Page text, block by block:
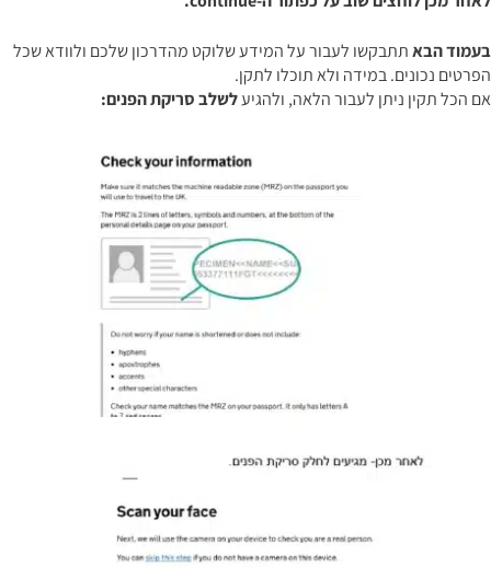
בעמוד הבאתתבקשו לעבור על המידע שלוקט מהדרכון שלכם ולוודא שכל
הפרטים נכונים. במידה ולא תוכלו לתקן.
אם הכל תקין ניתן לעבור הלאה, ולהגיעלשלב סריקת הפנים: